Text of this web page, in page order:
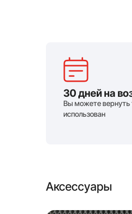
30 дней на
Вы можете вернуть
использован
Аксессуары